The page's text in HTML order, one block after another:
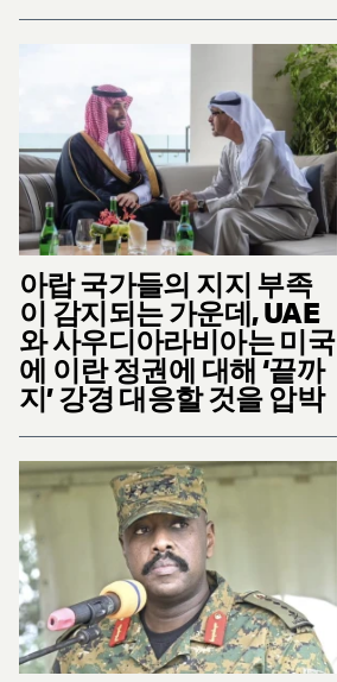
아랍 국가들의 지지 부족
이 감지되는 가운데, UAE
와 사우디아라비아는 미국
에 이란 정권에 대해 ‘끝까
지’ 강경 대응할 것을 압박